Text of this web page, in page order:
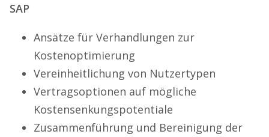
SAP
Ansätze für Verhandlungen zur
Kostenoptimierung
Vereinheitlichung von Nutzertypen
Vertragsoptionen auf mögliche
Kostensenkungspotentiale
Zusammenführung und Bereinigung der